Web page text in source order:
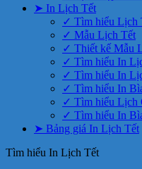
➤ In Lịch Tết
✓ Tìm hiểu Lịch
✓ Mẫu Lịch Tết
✓ Thiết kế Mẫu
✓ Tìm hiểu In
✓ Tìm hiểu In
✓ Tìm hiểu In
✓ Tìm hiểu Lịch
✓ Tìm hiểu In
➤ Bảng giá In Lịch Tết
Tìm hiểu In Lịch Tết